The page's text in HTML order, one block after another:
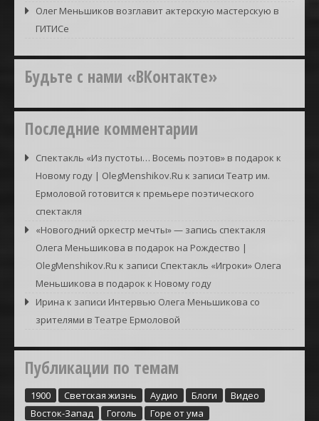
Олег Меньшиков возглавит актерскую мастерскую в
ГИТИСе
Будьте с нами «ВКонтакте»
Последние комментарии
Спектакль «Из пустоты… Восемь поэтов» в подарок к
Новому году | OlegMenshikov.Ru к записи Театр им.
Ермоловой готовится к премьере поэтического
спектакля
«Новогодний оркестр мечты» — запись спектакля
Олега Меньшикова в подарок на Рождество |
OlegMenshikov.Ru к записи Спектакль «Игроки» Олега
Меньшикова в подарок к Новому году
Ирина к записи Интервью Олега Меньшикова со
зрителями в Театре Ермоловой
Публикации по темам
1900 Cветская жизнь Аудио Блоги
Видео
Восток-Запад
Гоголь
Горе от ума